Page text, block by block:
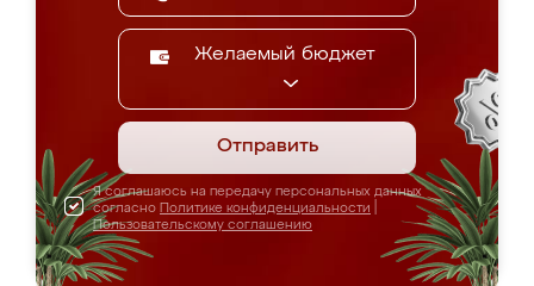
Желаемый бюджет
Отправить
Я соглашаюсь на передачу персональных данных
согласно Политике конфиденциальности
Пользовательскому соглашению